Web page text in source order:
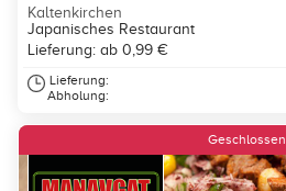
Kaltenkirchen
Japanisches Restaurant
Lieferung: ab 0,99 €
Lieferung:
Abholung:
Geschlossen